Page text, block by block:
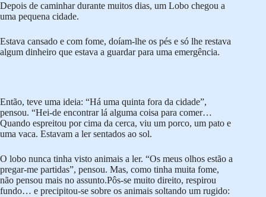
Depois de caminhar durante muitos dias, um Lobo chegou a
uma pequena cidade.
Estava cansado e com fome, doíam-lhe os pés e só lhe restava
algum dinheiro que estava a guardar para uma emergência.
Então, teve uma ideia: “Há uma quinta fora da cidade”,
pensou. “Hei-de encontrar lá alguma coisa para comer…
Quando espreitou por cima da cerca, viu um porco, um pato e
uma vaca. Estavam a ler sentados ao sol.
O lobo nunca tinha visto animais a ler. “Os meus olhos estão a
pregar-me partidas”, pensou. Mas, como tinha muita fome,
não pensou mais no assunto.Pôs-se muito direito, respirou
fundo… e precipitou-se sobre os animais soltando um rugido: